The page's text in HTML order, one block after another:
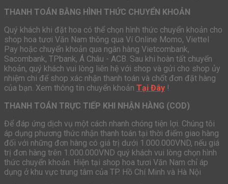
THANH TOÁN BẰNG HÌNH THỨC CHUYỂN KHOẢN
Quý khách khi đặt hoa có thể chọn hình thức chuyển khoản cho
shop hoa tươi Văn Nam thông qua Ví Online Momo, Viettel
Pay hoặc chuyển khoản qua ngân hàng Vietcombank,
Sacombank, TPbank, Á Châu - ACB. Sau khi hoàn tất chuyển
khoản, quý khách vui lòng liên hệ với shop và gửi cho shop ủy
nhiệm chi để shop xác nhận thanh toán và chốt đơn đặt hàng
của bạn. Xem thông tin chuyển khoản Tại Đây !
THANH TOÁN TRỰC TIẾP KHI NHẬN HÀNG (COD)
Để đáp ứng dịch vụ một cách nhanh chóng tiện lợi. Chúng tôi
áp dụng phương thức nhận thanh toán tại thời điểm giao hàng
đối với những đơn hàng có giá trị dưới 1.000.000VND, nếu giá
trị đơn hàng trên 1.000.000VND quý khách vui lòng chọn hình
thức chuyển khoản. Hiện tại shop hoa tươi Văn Nam chỉ áp
dụng ở khu vực trung tâm của TP. Hồ Chí Minh và Hà Nội